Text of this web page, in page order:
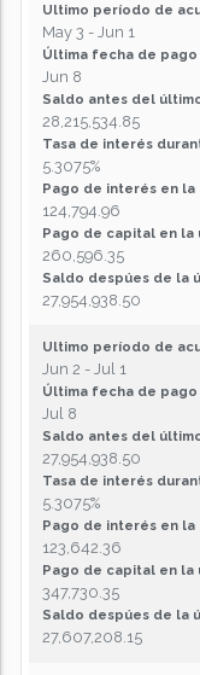
Ultimo período de
May 3 - Jun 1
Última fecha de pago
Jun 8
Saldo antes del
28,215,534.85
Tasa de interés
5.3075%
Pago de interés en
124,794.96
Pago de capital en
260,596.35
Saldo despúes de la
27,954,938.50
Ultimo período de
Jun 2 - Jul 1
Última fecha de pago
Jul 8
Saldo antes del
27,954,938.50
Tasa de interés
5.3075%
Pago de interés en
123,642.36
Pago de capital en
347,730.35
Saldo despúes de la
27,607,208.15